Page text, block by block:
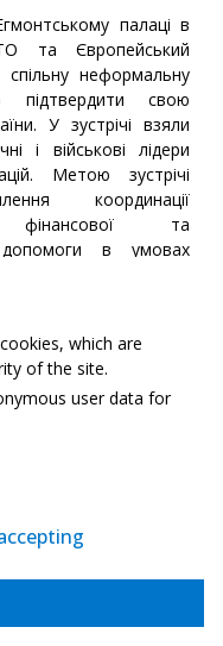
which are
of the site.
user data for
палаці в
та Європейський
неформальну
підтвердити свою
У зустрічі взяли
і військові лідери
Метою зустрічі
координації
фінансової та
допомоги в умовах
підтримувати тісну
євроатлантичної
інше посилання
фестиваль "Ночі у